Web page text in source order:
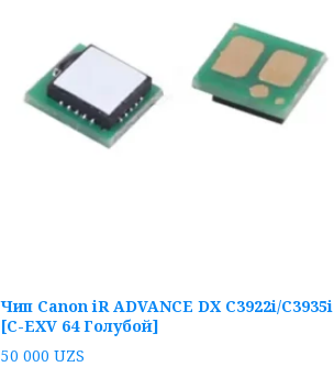
Чип Canon iR ADVANCE DX C3922i/C3935i
[C-EXV 64 Голубой]
50 000UZS